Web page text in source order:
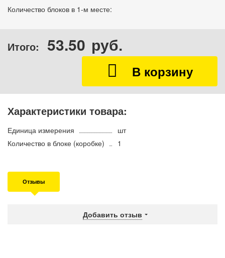
Количество блоков в 1-м месте:
Итого: 53.50 руб.
Характеристики товара:
Единица измерения
шт
Количество в блоке (коробке)
1
Отзывы
Добавить отзыв